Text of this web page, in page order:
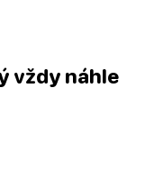
vždy náhle